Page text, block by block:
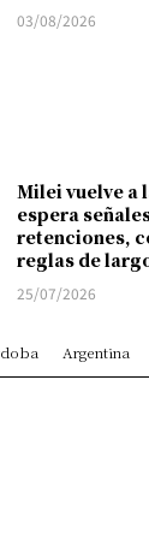
03/08/2026
Milei vuelve a
espera
retenciones,
reglas de
25/07/2026
Argentina